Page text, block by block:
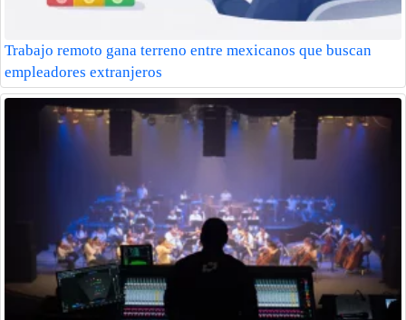
Trabajo remoto gana terreno entre mexicanos que buscan
empleadores extranjeros